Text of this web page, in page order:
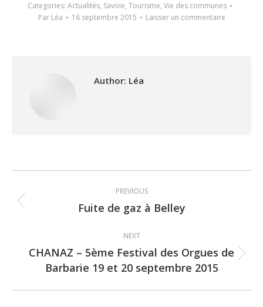
Categories: Actualités, Savoie, Tourisme, Vie des communes
Par Léa 16 septembre 2015 Laisser un commentaire
Author: Léa
navigation
PREVIOUS
Previous
Fuite de gaz à Belley
NEXT
Next
post:
CHANAZ – 5ème Festival des Orgues de
Barbarie 19 et 20 septembre 2015